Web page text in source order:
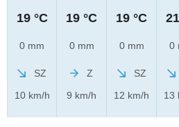
19 °C
0 mm
SZ
10 km/h
19 °C
0 mm
Z
9 km/h
19 °C
0 mm
SZ
12 km/h
0
13